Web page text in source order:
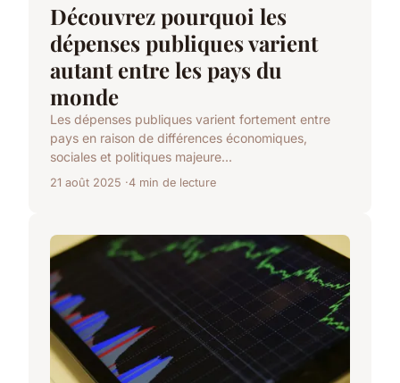
Découvrez pourquoi les
dépenses publiques varient
autant entre les pays du
monde
Les dépenses publiques varient fortement entre
pays en raison de différences économiques,
sociales et politiques majeure...
21 août 2025 4 min de lecture